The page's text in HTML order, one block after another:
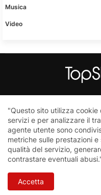
Musica
Video
aggiornato senza
considerarsi un prodotto
TopStage - 2023
Home
"Questo sito utilizza
servizi e per analizzare il
agente utente sono
metriche sulle prestazioni
qualità del servizio,
contrastare eventuali
Accetta